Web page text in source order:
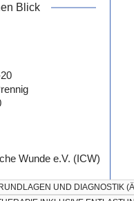
Blick
Wunde e.V. (ICW)
UND DIAGNOSTIK